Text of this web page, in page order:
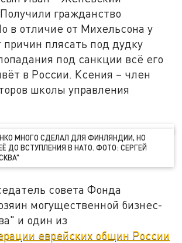
гражданство
в отличие от Михельсона у
плясать под дудку
под санкции всё его
в России. Ксения – член
школы управления
МНОГО СДЕЛАЛ ДЛЯ ФИНЛЯНДИИ, НО
ДО ВСТУПЛЕНИЯ В НАТО. ФОТО: СЕРГЕЙ
совета Фонда
могущественной бизнес-
и один из
еврейских общин России